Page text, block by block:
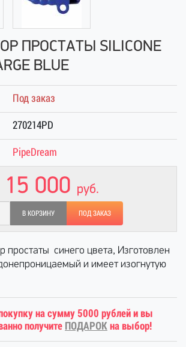
ПРОСТАТЫ SILICONE
BLUE
Под заказ
270214PD
PipeDream
15 000 руб.
В КОРЗИНУ ПОД ЗАКАЗ
простаты синего цвета, Изготовлен
и имеет изогнутую
на сумму 5000 рублей и вы
получите ПОДАРОК на выбор!